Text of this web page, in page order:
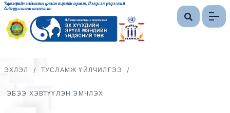
Хөдөлмөрийн гавьяаны улаан тугийн одонт, Нэгдсэн үндэсний
байгууллагын шагналт
ЭХЛЭЛ / ТУСЛАМЖ ҮЙЛЧИЛГЭЭ /
ЭБЭЭ ХЭВТҮҮЛЭН ЭМЧЛЭХ